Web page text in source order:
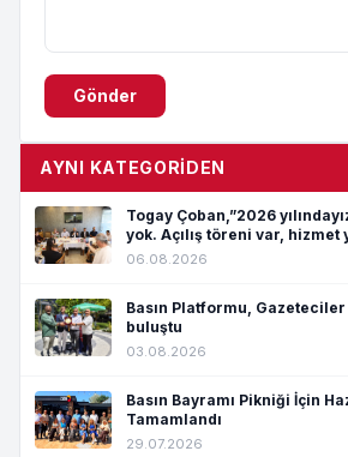
Gönder
AYNI KATEGORIDEN
Togay Çoban,”2026
yok. Açılış töreni var, hizmet
06.08.2026
Basın Platformu,
buluştu
03.08.2026
Basın Bayramı Pikniği İçin
Tamamlandı
29.07.2026